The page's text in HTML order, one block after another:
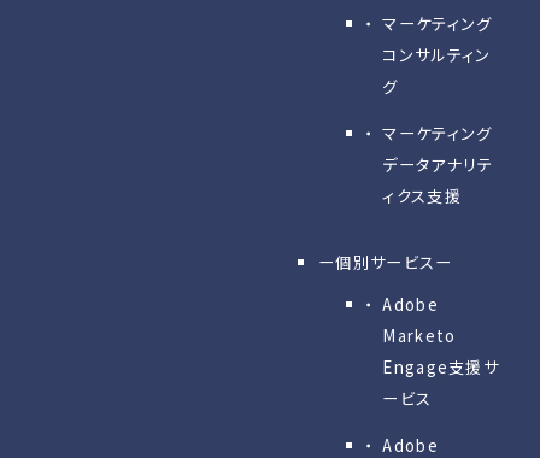
マーケティング
コンサルティン
グ
マーケティング
データアナリテ
ィクス支援
ー個別サービスー
Adobe
Marketo
Engage⽀援サ
ービス
Adobe